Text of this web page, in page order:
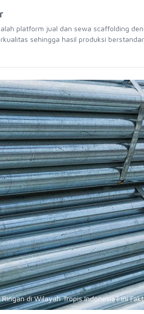
platform jual dan sewa scaffolding
sehingga hasil produksi
di Wilayah Tropis Indonesia? Ini